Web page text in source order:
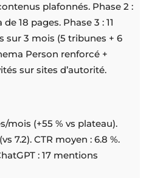
plafonnés. Phase 2 :
18 pages. Phase 3 : 11
sur 3 mois (5 tribunes + 6
Person renforcé +
sur sites d’autorité.
mois (+55 % vs plateau).
7.2). CTR moyen : 6.8 %.
: 17 mentions